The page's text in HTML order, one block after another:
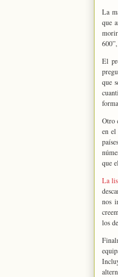
La
que
El
que
Otro
en el
que
La
nos
los